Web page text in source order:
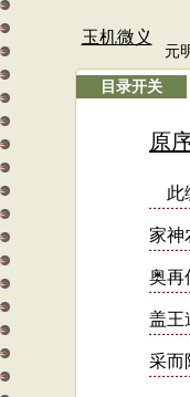
玉机微义
元
目录开关